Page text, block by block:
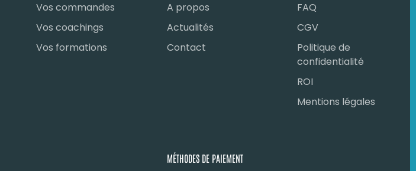
Vos commandes
Vos coachings
Vos formations
A propos
Actualités
Contact
FAQ
CGV
Politique de
confidentialité
ROI
Mentions légales
MÉTHODES DE PAIEMENT